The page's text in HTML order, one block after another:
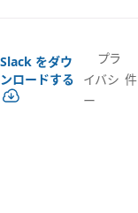
Slack をダウ
ンロードする
プラ
イバシ
ー
件